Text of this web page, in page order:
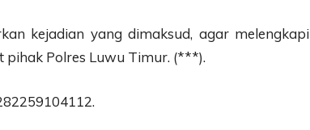
kejadian yang dimaksud, agar melengkapi
pihak Polres Luwu Timur. (***).